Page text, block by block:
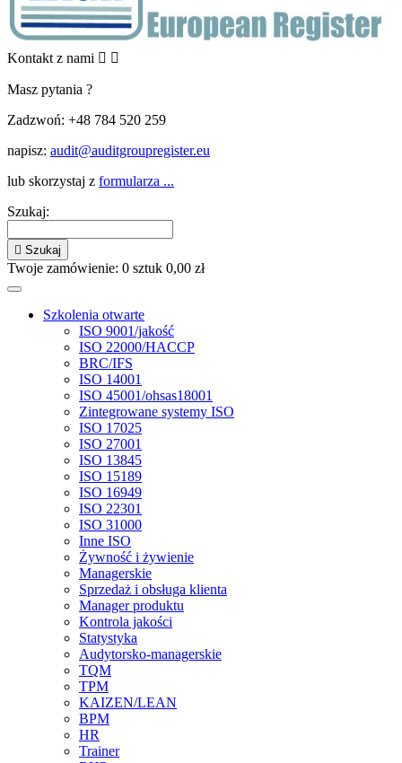
Kontakt z nami  
Masz pytania ?
Zadzwoń: +48 784 520 259
napisz: audit@auditgroupregister.eu
lub skorzystaj z formularza ...
Szukaj:
 Szukaj
Twoje zamówienie: 0 sztuk 0,00 zł
Szkolenia otwarte
ISO 9001/jakość
ISO 22000/HACCP
BRC/IFS
ISO 14001
ISO 45001/ohsas18001
Zintegrowane systemy ISO
ISO 17025
ISO 27001
ISO 13845
ISO 15189
ISO 16949
ISO 22301
ISO 31000
Inne ISO
Żywność i żywienie
Managerskie
Sprzedaż i obsługa klienta
Manager produktu
Kontrola jakości
Statystyka
Audytorsko-managerskie
TQM
TPM
KAIZEN/LEAN
BPM
HR
Trainer